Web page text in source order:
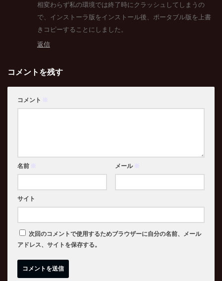
相変わらず私の環境では終了時にクラッシュしてしまうの
で、インストーラ版をインストール後、ポータブル版を上書
きコピーすることにしました。
返信
コメントを残す
コメント ※
名前 ※ メール ※
サイト
次回のコメントで使用するためブラウザーに自分の名前、メール
アドレス、サイトを保存する。